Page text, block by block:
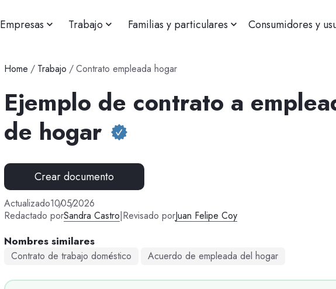
Empresas Trabajo Familias y particulares Consumidores y
Home / Trabajo /Contrato empleada hogar
Ejemplo de contrato a
de hogar
Crear documento
Actualizado10/05/2026
Redactado porSandra Castro|Revisado porJuan Felipe Coy
Nombres similares
Contrato de trabajo doméstico Acuerdo de empleada del hogar